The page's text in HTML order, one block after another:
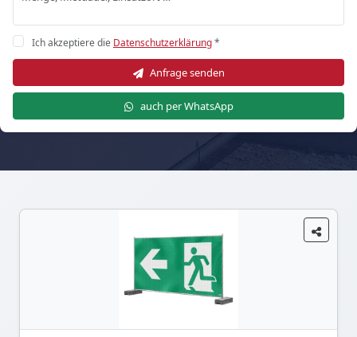
Ich akzeptiere die Datenschutzerklärung*
Anfrage senden
auch per WhatsApp